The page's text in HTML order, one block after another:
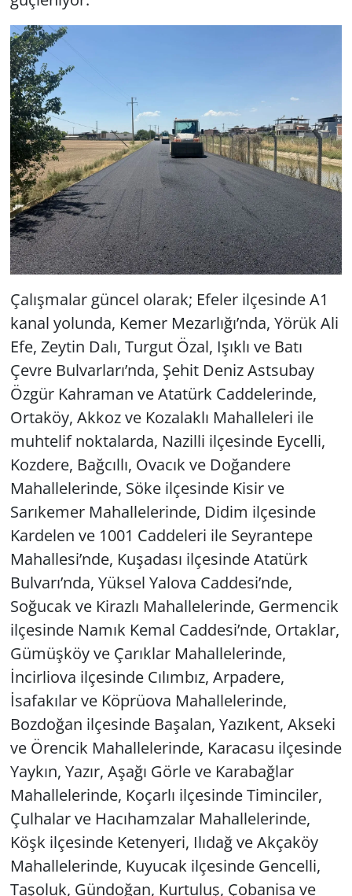
Çalışmalar güncel olarak; Efeler ilçesinde A1
kanal yolunda, Kemer Mezarlığı’nda, Yörük Ali
Efe, Zeytin Dalı, Turgut Özal, Işıklı ve Batı
Çevre Bulvarları’nda, Şehit Deniz Astsubay
Özgür Kahraman ve Atatürk Caddelerinde,
Ortaköy, Akkoz ve Kozalaklı Mahalleleri ile
muhtelif noktalarda, Nazilli ilçesinde Eycelli,
Kozdere, Bağcıllı, Ovacık ve Doğandere
Mahallelerinde, Söke ilçesinde Kisir ve
Sarıkemer Mahallelerinde, Didim ilçesinde
Kardelen ve 1001 Caddeleri ile Seyrantepe
Mahallesi’nde, Kuşadası ilçesinde Atatürk
Bulvarı’nda, Yüksel Yalova Caddesi’nde,
Soğucak ve Kirazlı Mahallelerinde, Germencik
ilçesinde Namık Kemal Caddesi’nde, Ortaklar,
Gümüşköy ve Çarıklar Mahallelerinde,
İncirliova ilçesinde Cılımbız, Arpadere,
İsafakılar ve Köprüova Mahallelerinde,
Bozdoğan ilçesinde Başalan, Yazıkent, Akseki
ve Örencik Mahallelerinde, Karacasu ilçesinde
Yaykın, Yazır, Aşağı Görle ve Karabağlar
Mahallelerinde, Koçarlı ilçesinde Timinciler,
Çulhalar ve Hacıhamzalar Mahallelerinde,
Köşk ilçesinde Ketenyeri, Ilıdağ ve Akçaköy
Mahallelerinde, Kuyucak ilçesinde Gencelli,
Taşoluk, Gündoğan, Kurtuluş, Çobanisa ve